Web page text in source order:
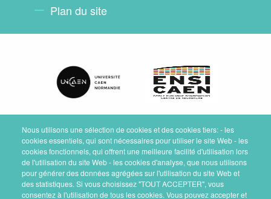
Plan du site
Nous utilisons une sélection de cookies et des cookies tiers: - les
cookies essentiels, qui sont nécessaires pour utiliser le site Web - les
cookies fonctionnels, qui offrent une meilleure facilité d'utilisation lors
de l'utilisation du site Web - les cookies d'analyse, que nous utilisons
pour générer des données agrégées sur l'utilisation du site Web et
des statistiques. Si vous choisissez "TOUT ACCEPTER", vous
consentez à l'utilisation de tous les cookies. Vous pouvez accepter et